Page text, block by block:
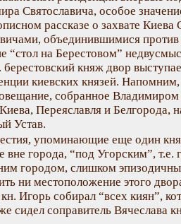
Святославича, особое
рассказе о захвате Киева
объединившимися против
“стол на Берестовом”
берестовский княж двор
киевских князей.
собранное
Переяславля и Белгорода,
Устав.
упоминающие еще один
вне города, “под Угорским”, т.е.
городом, слишком
ни местоположение этого
Игорь собирал “всех киян”,
сидел соправитель Вячеслава